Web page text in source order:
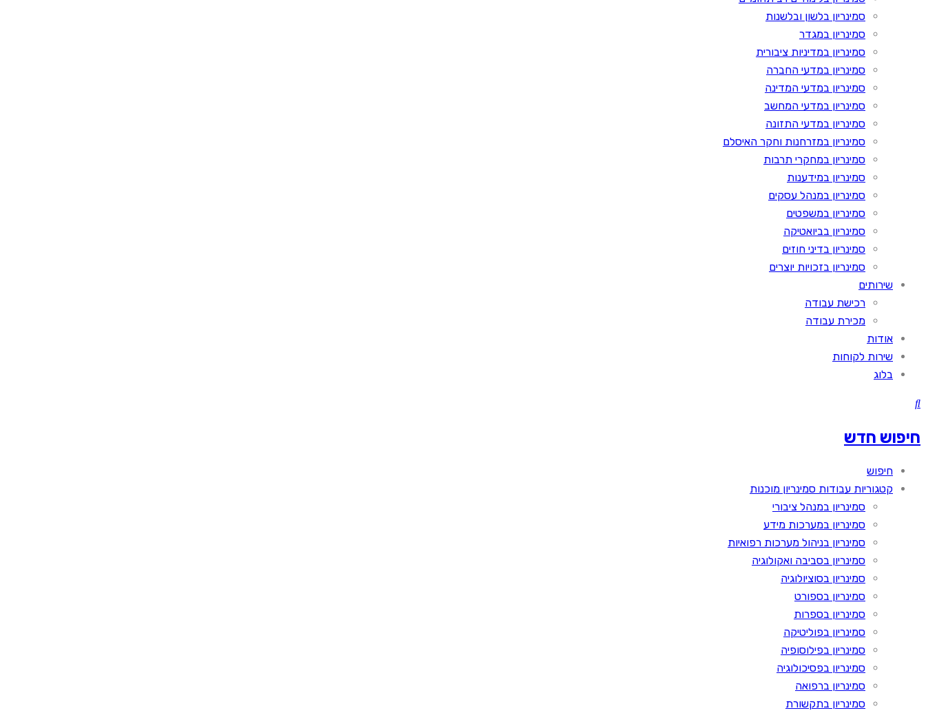
סמינריון בלשון ובלשנות
סמינריון במגדר
סמינריון במדיניות ציבורית
סמינריון במדעי החברה
סמינריון במדעי המדינה
סמינריון במדעי המחשב
סמינריון במדעי התזונה
סמינריון במזרחנות וחקר האיסלם
סמינריון במחקרי תרבות
סמינריון במידענות
סמינריון במנהל עסקים
סמינריון במשפטים
סמינריון בביואטיקה
סמינריון בדיני חוזים
סמינריון בזכויות יוצרים
שירותים
רכישת עבודה
מכירת עבודה
אודות
שירות לקוחות
בלוג
חיפוש חדש
חיפוש
קטגוריות עבודות סמינריון מוכנות
סמינריון במנהל ציבורי
סמינריון במערכות מידע
סמינריון בניהול מערכות רפואיות
סמינריון בסביבה ואקולוגיה
סמינריון בסוציולוגיה
סמינריון בספורט
סמינריון בספרות
סמינריון בפוליטיקה
סמינריון בפילוסופיה
סמינריון בפסיכולוגיה
סמינריון ברפואה
סמינריון בתקשורת